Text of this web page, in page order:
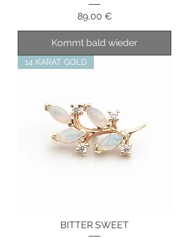
Preis
89,00 €
Kommt bald wieder
14 KARAT GOLD
BITTER SWEET